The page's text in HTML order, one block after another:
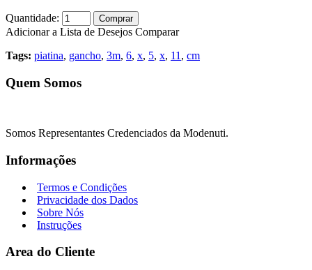
Quantidade: Comprar
Adicionar a Lista de Desejos Comparar
Tags: piatina, gancho, 3m, 6, x, 5, x, 11 , cm
Quem Somos
Somos Representantes Credenciados da Modenuti.
Informações
Termos e Condições
Privacidade dos Dados
Sobre Nós
Instruções
Area do Cliente